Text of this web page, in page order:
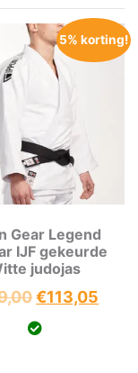
5% korting!
Gear Legend
IJF gekeurde
judojas
prijs
€113,05